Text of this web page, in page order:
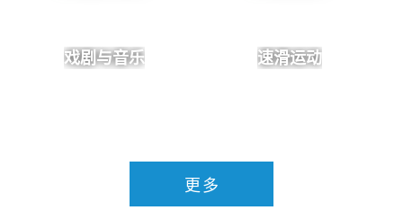
戏剧与音乐 速滑运动
更多